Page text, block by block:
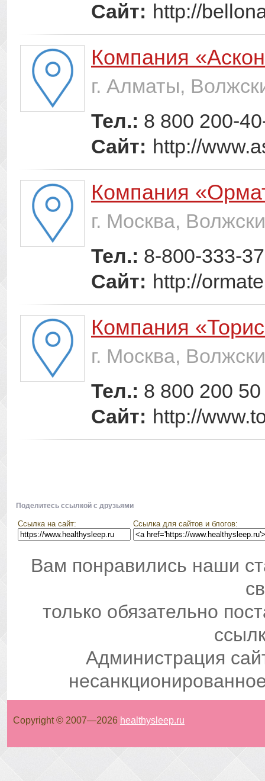
Сайт: http://
Компания
г. Алматы,
Тел.: 8 800 200-
Сайт: http://
Компания
г. Москва,
Тел.: 8-800-333-
Сайт: http://
Компания
г. Москва,
Тел.: 8 800 200
Сайт: http://
Поделитесь ссылкой с друзьями
Ссылка на сайт: Ссылка для сайтов и блогов:
Вам понравились наши
только обязательно
Администрация
Copyright © 2007—2026 healthysleep.ru